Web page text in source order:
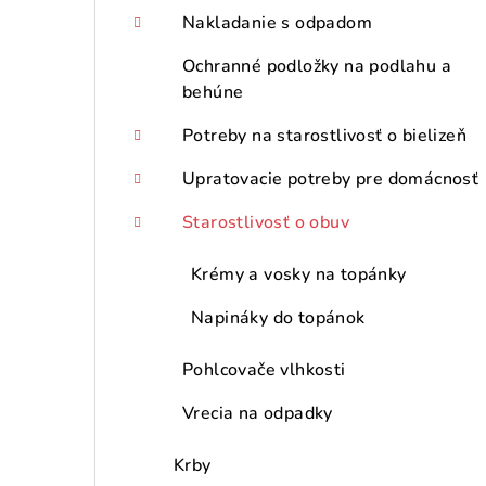
Nakladanie s odpadom
Ochranné podložky na podlahu a
behúne
Potreby na starostlivosť o bielizeň
Upratovacie potreby pre domácnosť
Starostlivosť o obuv
Krémy a vosky na topánky
Napináky do topánok
Pohlcovače vlhkosti
Vrecia na odpadky
Krby